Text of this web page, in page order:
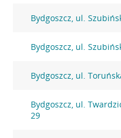
Bydgoszcz, ul.
Bydgoszcz, ul.
Bydgoszcz, ul.
Bydgoszcz, ul.
29